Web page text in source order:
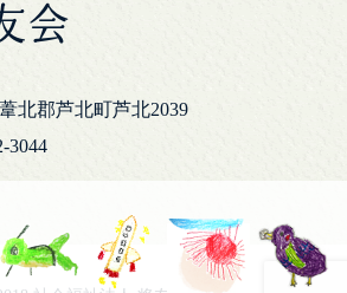
会
北郡芦北町芦北2039
3044